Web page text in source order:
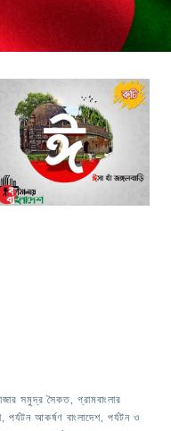
সমুদ্র সৈকত গ্রামবাংলার
, পর্যটন আকর্ষণ বাংলাদেশ, পর্যটন ও